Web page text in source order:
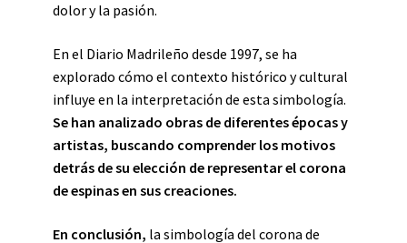
dolor y la pasión.
En el Diario Madrileño desde 1997, se ha
explorado cómo el contexto histórico y cultural
influye en la interpretación de esta simbología.
Se han analizado obras de diferentes épocas y
artistas, buscando comprender los motivos
detrás de su elección de representar el corona
de espinas en sus creaciones.
En conclusión, la simbología del corona de